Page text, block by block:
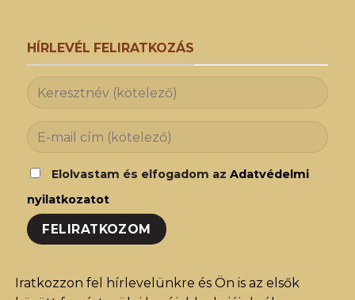
HÍRLEVÉL FELIRATKOZÁS
Elolvastam és elfogadom az Adatvédelmi
nyilatkozatot
Iratkozzon fel hírlevelünkre és Ön is az elsők